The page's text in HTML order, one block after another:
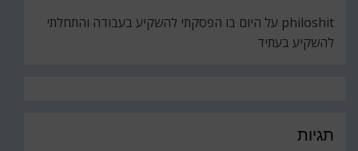
philoshit על היום בו הפסקתי להשקיע בעבודה והתחלתי
להשקיע בעתיד
תגיות